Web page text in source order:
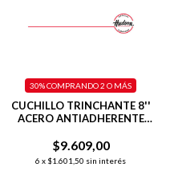
CUCHILLO TRINCHANTE 8''
ACERO ANTIADHERENTE
$9.609,00
6 x $1.601,50 sin interés
30%COMPRANDO 2 O MÁS